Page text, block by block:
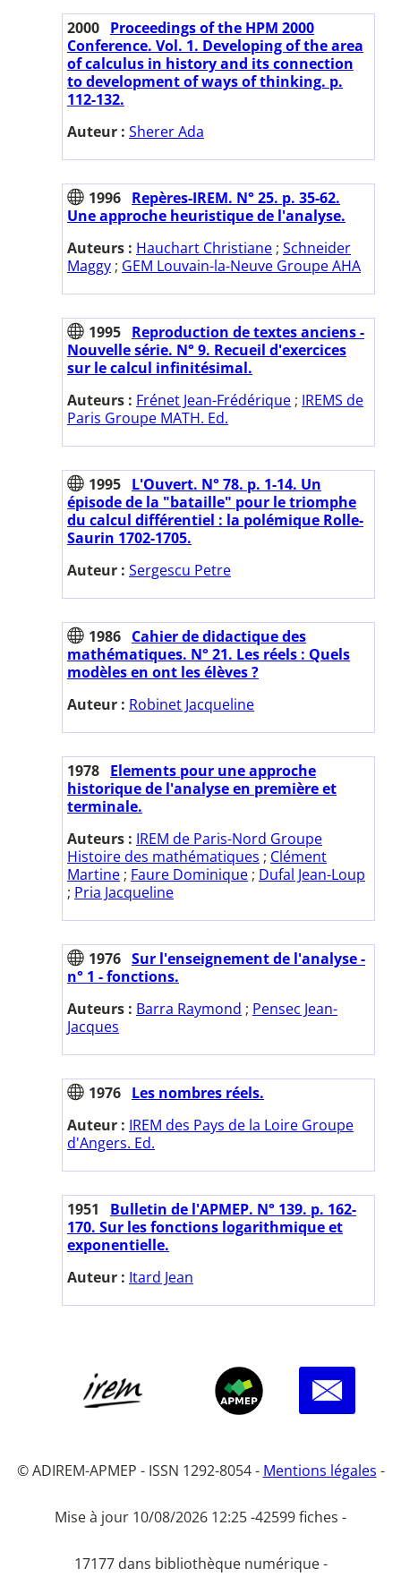
2000 Proceedings of the HPM 2000
Conference. Vol. 1. Developing of the area
of calculus in history and its connection
to development of ways of thinking. p.
112-132.
Auteur : Sherer Ada
1996 Repères-IREM. N° 25. p. 35-62.
Une approche heuristique de l'analyse.
Auteurs : Hauchart Christiane ; Schneider
Maggy ; GEM Louvain-la-Neuve Groupe AHA
1995 Reproduction de textes anciens -
Nouvelle série. N° 9. Recueil d'exercices
sur le calcul infinitésimal.
Auteurs : Frénet Jean-Frédérique ; IREMS de
Paris Groupe MATH. Ed.
1995 L'Ouvert. N° 78. p. 1-14. Un
épisode de la "bataille" pour le triomphe
du calcul différentiel : la polémique Rolle-
Saurin 1702-1705.
Auteur : Sergescu Petre
1986 Cahier de didactique des
mathématiques. N° 21. Les réels : Quels
modèles en ont les élèves ?
Auteur : Robinet Jacqueline
1978 Elements pour une approche
historique de l'analyse en première et
terminale.
Auteurs : IREM de Paris-Nord Groupe
Histoire des mathématiques ; Clément
Martine ; Faure Dominique ; Dufal Jean-Loup
; Pria Jacqueline
1976 Sur l'enseignement de l'analyse -
n° 1 - fonctions.
Auteurs : Barra Raymond ; Pensec Jean-
Jacques
1976 Les nombres réels.
Auteur : IREM des Pays de la Loire Groupe
d'Angers. Ed.
1951
Bulletin de l'APMEP. N° 139. p. 162-
170. Sur les fonctions logarithmique et
exponentielle.
Auteur : Itard Jean
© ADIREM-APMEP - ISSN 1292-8054 - Mentions légales -
Mise à jour 10/08/2026 12:25 -42599 fiches -
17177 dans bibliothèque numérique -